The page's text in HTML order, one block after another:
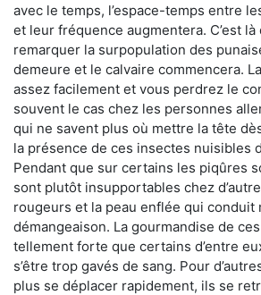
avec le temps, l’espace-temps entre
et leur fréquence augmentera. C’est
remarquer la surpopulation des
demeure et le calvaire commencera.
assez facilement et vous perdrez le
souvent le cas chez les personnes
qui ne savent plus où mettre la tête
la présence de ces insectes nuisibles
Pendant que sur certains les piqûres
sont plutôt insupportables chez
rougeurs et la peau enflée qui conduit
démangeaison. La gourmandise de
tellement forte que certains d’entre
s’être trop gavés de sang. Pour
plus se déplacer rapidement, ils se